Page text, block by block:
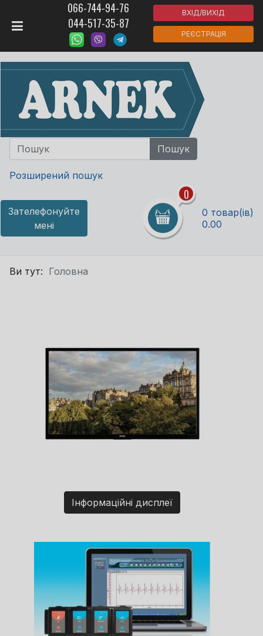
066-744-94-76
044-517-35-87
ВХІД/ВИХІД
РЕЄСТРАЦІЯ
Розширений пошук
Зателефонуйте
мені
0
0 товар(ів)
0.00
Ви тут: Головна
Інформаційні дисплеї